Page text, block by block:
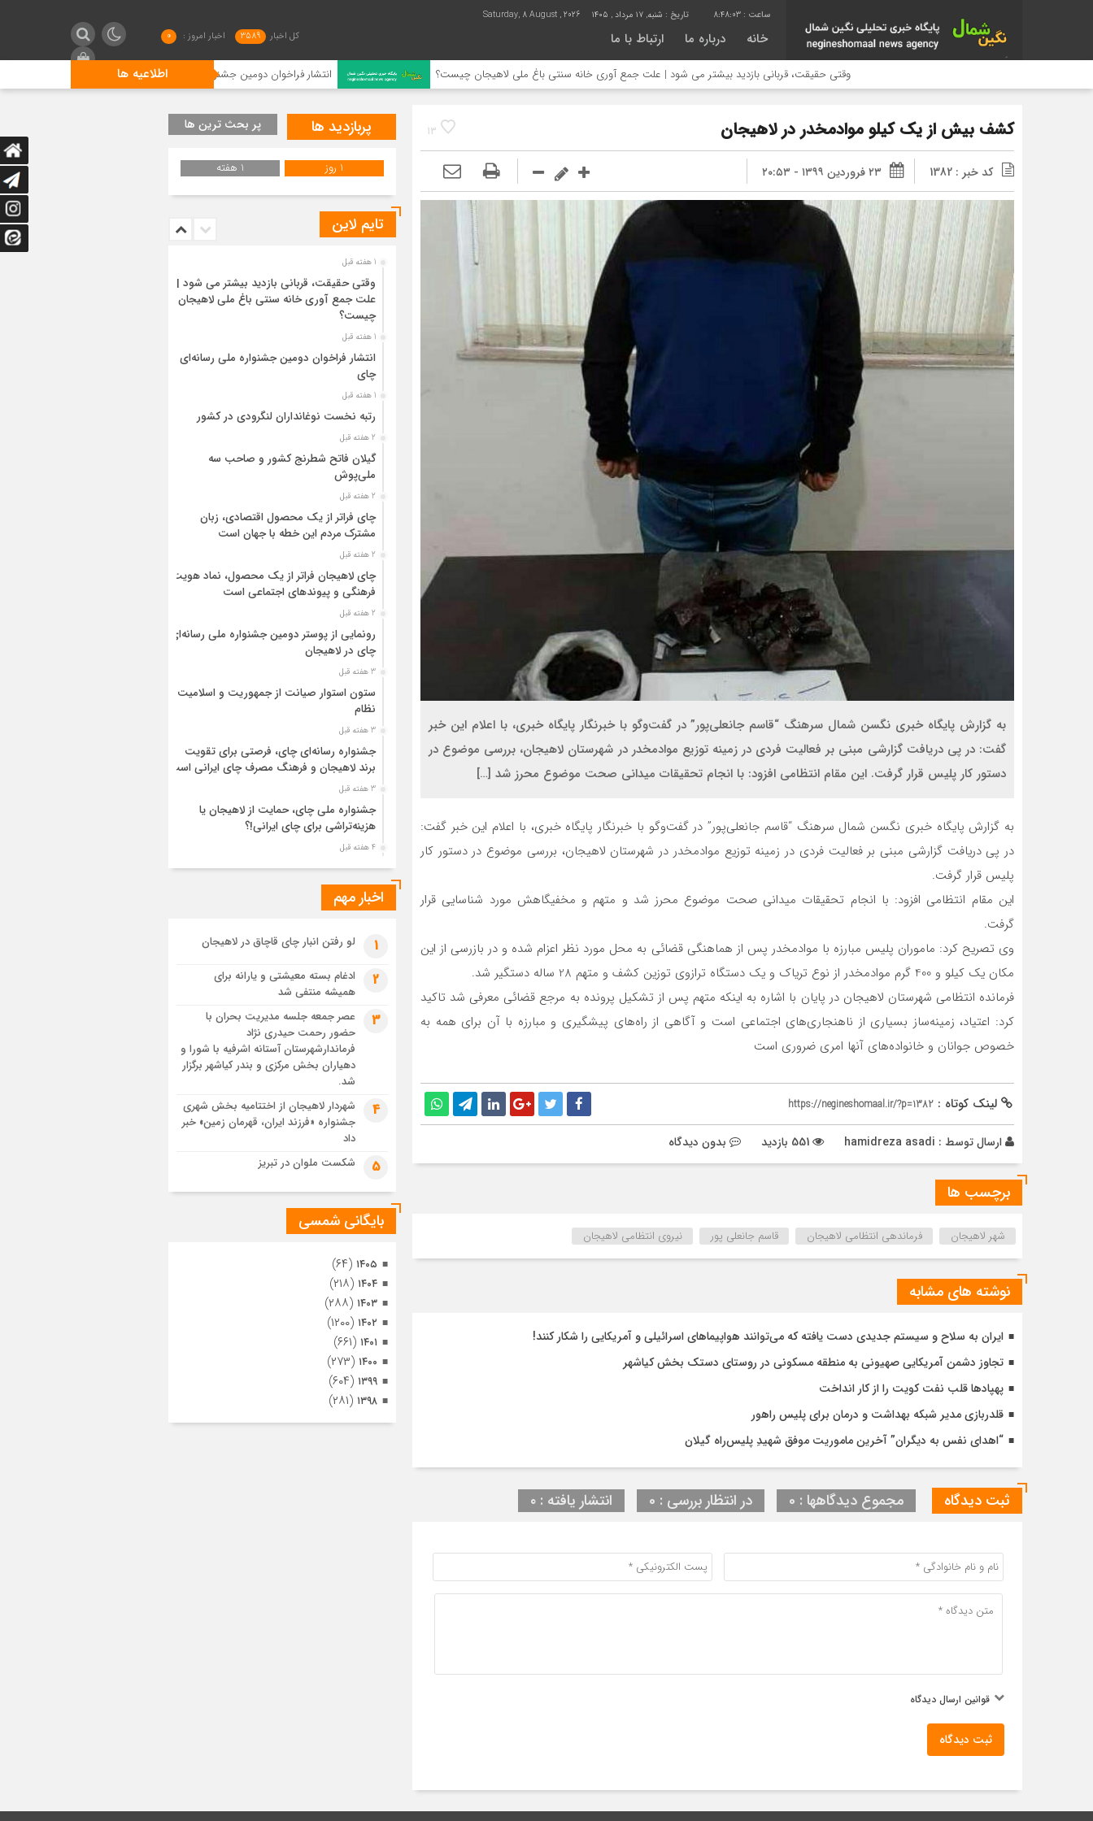
8:48:03 تاریخ : شنبه, ۱۷ مرداد , ۱۴۰۵ Saturday, 8 August , 2026
خانه درباره ما ارتباط با ما کل اخبار 3589 اخبار امروز : 0
اطلاعیه ها وقتی حقیقت، قربانی بازدید بیشتر می شود | علت جمع آوری خانه سنتی باغ ملی لاهیجان چیست؟ انتشار فراخوان دومین جشنواره ملی رسانه‌ای چای
13 کشف بيش از يك کیلو موادمخدر در لاهيجان
کد خبر : 1382 ۲۳ فروردین ۱۳۹۹ - ۲۰:۵۳
به گزارش پایگاه خبری نگسن شمال سرهنگ “قاسم جانعلي‌پور” در گفت‌وگو با خبرنگار پايگاه خبري، با اعلام اين خبر
گفت: در پي دريافت گزارشي مبني بر فعاليت فردي در زمينه توزيع موادمخدر در شهرستان لاهيجان، بررسي موضوع در
دستور كار پليس قرار گرفت. اين مقام انتظامي افزود: با انجام تحقيقات ميداني صحت موضوع محرز شد […]
به گزارش پایگاه خبری نگسن شمال سرهنگ “قاسم جانعلي‌پور” در گفت‌وگو با خبرنگار پايگاه خبري، با اعلام اين خبر گفت:
در پي دريافت گزارشي مبني بر فعاليت فردي در زمينه توزيع موادمخدر در شهرستان لاهيجان، بررسي موضوع در دستور كار
پليس قرار گرفت.
اين مقام انتظامي افزود: با انجام تحقيقات ميداني صحت موضوع محرز شد و متهم و مخفيگاهش مورد شناسايي قرار
گرفت.
وي تصريح كرد: ماموران پليس مبارزه با موادمخدر پس از هماهنگي قضائي به محل مورد نظر اعزام شده و در بازرسي از اين
مكان يك کیلو و 400 گرم موادمخدر از نوع ترياك و يك دستگاه ترازوي توزين كشف و متهم 28 ساله دستگير شد.
فرمانده انتظامي شهرستان لاهيجان در پايان با اشاره به اينكه متهم پس از تشكيل پرونده به مرجع قضائي معرفي شد تاكيد
كرد: اعتياد، زمينه‌ساز بسياري از ناهنجاري‌هاي اجتماعي است و آگاهي از راه‌هاي پيشگيري و مبارزه با آن براي همه به
خصوص جوانان و خانواده‌هاي آنها امري ضروري است
لینک کوتاه : https://negineshomaal.ir/?p=1382
ارسال توسط : hamidreza asadi بدون دیدگاه
برچسب ها
شهر لاهیجان فرماندهی انتظامی لاهیجان قاسم جانعلی پور نیروی انتظامی لاهیجان
نوشته های مشابه
ایران به سلاح و سیستم جدیدی دست یافته که می‌توانند هواپیماهای اسرائیلی و آمریکایی را شکار کنند!
تجاوز دشمن آمریکایی صهیونی به منطقه مسکونی در روستای دستک بخش کیاشهر
پهپادها قلب نفت کویت را از کار انداخت
قلدربازی مدیر شبکه بهداشت و درمان برای پلیس راهور
“اهدای نفس به دیگران” آخرین ماموریت موفق شهیدِ پلیس‌راه گیلان
ثبت دیدگاه مجموع دیدگاهها : 0 در انتظار بررسی : 0 انتشار یافته : ۰
قوانین ارسال دیدگاه
ثبت دیدگاه
پربازدید ها پر بحث ترین ها
1 روز 1 هفته
تایم لاین
1 هفته قبل
وقتی حقیقت، قربانی بازدید بیشتر می شود |
علت جمع آوری خانه سنتی باغ ملی لاهیجان
چیست؟
1 هفته قبل
انتشار فراخوان دومین جشنواره ملی رسانه‌ای
چای
1 هفته قبل
رتبه نخست نوغانداران لنگرودی در کشور
2 هفته قبل
گیلان فاتح شطرنج کشور و صاحب سه
ملی‌پوش
2 هفته قبل
چای فراتر از یک محصول اقتصادی، زبان
مشترک مردم این خطه با جهان است
2 هفته قبل
چای لاهیجان فراتر از یک محصول، نماد هویت
فرهنگی و پیوندهای اجتماعی است
2 هفته قبل
رونمایی از پوستر دومین جشنواره ملی رسانه‌ای
چای در لاهیجان
3 هفته قبل
ستون استوار صیانت از جمهوریت و اسلامیت
نظام
3 هفته قبل
جشنواره رسانه‌ای چای، فرصتی برای تقویت
برند لاهیجان و فرهنگ مصرف چای ایرانی است
3 هفته قبل
جشنواره ملی چای، حمایت از لاهیجان یا
هزینه‌تراشی برای چای ایرانی!؟
4 هفته قبل
پیکر مطهر رهبر شهید انقلاب در حرم مطهر
رضوی آرام گرفت
آخر در آستان امام رئوف
تصاویر هوایی مراسم تشییع پیکر مطهر آقای
شهید ایران – مشهد
4 هفته قبل
مراسم تشییع پیکر مطهر آقای شهید ایران –
مشهد
تصاویری از تراکم جمعیت حاضر در میدان
ثورهالعشرین نجف اشرف
اخبار مهم
1 لو رفتن انبار چای قاچاق در لاهیجان
2
ادغام بسته معیشتی و یارانه برای
همیشه منتفی شد
3
عصر جمعه جلسه مدیریت بحران با
حضور رحمت حیدری نژاد
فرماندارشهرستان آستانه اشرفیه با شورا و
دهیاران بخش مرکزی و بندر کیاشهر برگزار
شد.
4
شهردار لاهیجان از اختتامیه بخش شهری
جشنواره «فرزند ایران، قهرمان زمین» خبر
داد
5 شکست ملوان در تبریز
بایگانی شمسی
۱۴۰۵ (۶۴)
۱۴۰۴ (۲۱۸)
۱۴۰۳ (۲۸۸)
۱۴۰۲ (۱۲۰۰)
۱۴۰۱ (۶۶۱)
۱۴۰۰ (۲۷۳)
۱۳۹۹ (۶۰۴)
۱۳۹۸ (۲۸۱)